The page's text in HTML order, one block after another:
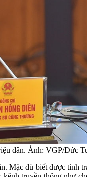
dân. Ảnh: VGP/Đức
dù biết được tình